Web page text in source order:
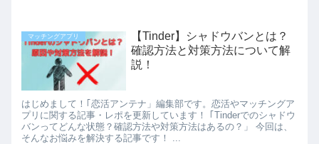
マッチングアプリ
【Tinder】シャドウバンとは？
確認方法と対策方法について解
説！
はじめまして！｢恋活アンテナ」編集部です。恋活やマッチングア
プリに関する記事・レポを更新しています！ ｢Tinderでのシャドウ
バンってどんな状態？確認方法や対策方法はあるの？」 今回は、
そんなお悩みを解決する記事です！ ...